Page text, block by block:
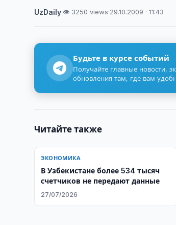
UzDaily·👁 3250 views·29.10.2009 · 11:43
Будьте в курсе событий
Получайте главные новости,
обновления там, где вам
Читайте также
ЭКОНОМИКА
В Узбекистане более 534 тысяч
счетчиков не передают данные
27/07/2026